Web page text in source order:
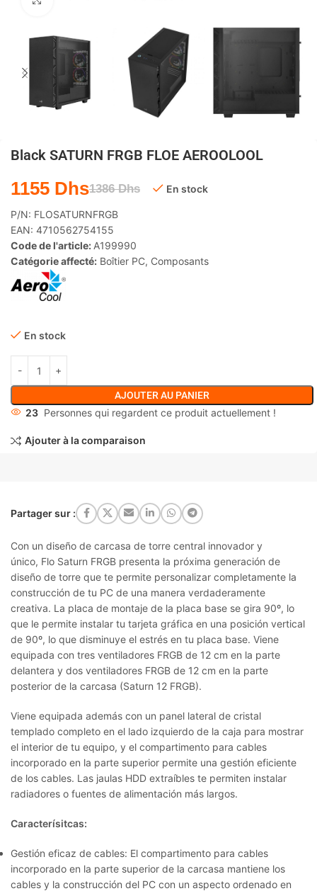
Black SATURN FRGB FLOE AEROOLOOL
1386Dhs
1155 Dhs En stock
P/N: FLOSATURNFRGB
EAN: 4710562754155
Code de l'article: A199990
Catégorie affecté: Boîtier PC, Composants
En stock
AJOUTER AU PANIER
23 Personnes qui regardent ce produit actuellement !
Ajouter à la comparaison
Partager sur :
Con un diseño de carcasa de torre central innovador y
único, Flo Saturn FRGB presenta la próxima generación de
diseño de torre que te permite personalizar completamente la
construcción de tu PC de una manera verdaderamente
creativa. La placa de montaje de la placa base se gira 90º, lo
que le permite instalar tu tarjeta gráfica en una posición vertical
de 90º, lo que disminuye el estrés en tu placa base. Viene
equipada con tres ventiladores FRGB de 12 cm en la parte
delantera y dos ventiladores FRGB de 12 cm en la parte
posterior de la carcasa (Saturn 12 FRGB).
Viene equipada además con un panel lateral de cristal
templado completo en el lado izquierdo de la caja para mostrar
el interior de tu equipo, y el compartimento para cables
incorporado en la parte superior permite una gestión eficiente
de los cables. Las jaulas HDD extraíbles te permiten instalar
radiadores o fuentes de alimentación más largos.
Caracterísitcas:
Gestión eficaz de cables: El compartimento para cables
incorporado en la parte superior de la carcasa mantiene los
cables y la construcción del PC con un aspecto ordenado en